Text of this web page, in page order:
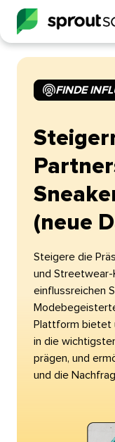
FINDE
(neue
Steigere die
und Streetwear-
einflussreichen
Plattform bietet
in die
prägen, und
und die